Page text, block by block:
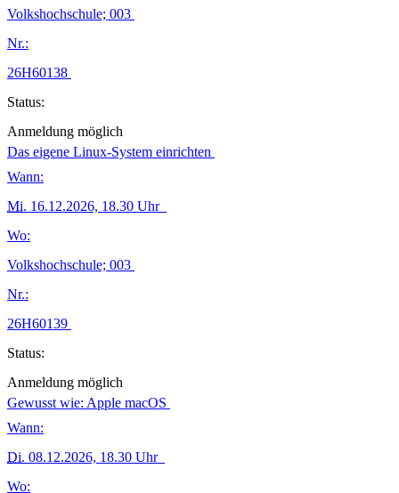
Volkshochschule; 003
Nr.:
26H60138
Status:
Anmeldung möglich
Das eigene Linux-System einrichten
Wann:
Mi. 16.12.2026, 18.30 Uhr
Wo:
Volkshochschule; 003
Nr.:
26H60139
Status:
Anmeldung möglich
Gewusst wie: Apple macOS
Wann:
Di. 08.12.2026, 18.30 Uhr
Wo: